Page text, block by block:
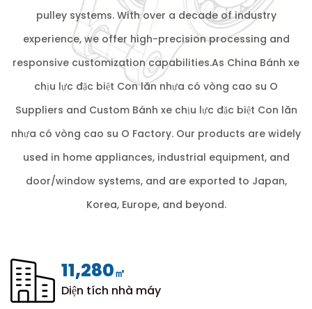
12,000㎡
Diện tích nhà máy
pulley systems. With over a decade of industry
experience, we offer high-precision processing and
responsive customization capabilities.As China Bánh xe
chịu lực đặc biệt Con lăn nhựa có vòng cao su O
Suppliers and Custom Bánh xe chịu lực đặc biệt Con lăn
nhựa có vòng cao su O Factory. Our products are widely
used in home appliances, industrial equipment, and
door/window systems, and are exported to Japan,
Korea, Europe, and beyond.